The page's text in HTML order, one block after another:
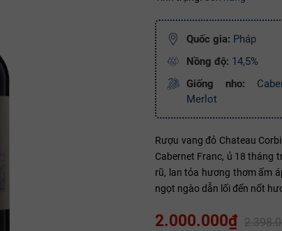
Quốc gia: Pháp
Nồng độ: 14,5%
Giống nho:
Merlot
Rượu vang đỏ Chateau
Cabernet Franc, ủ 18 tháng
rũ, lan tỏa hương thơm ấm
ngọt ngào dẫn lối đến nốt
2.000.000₫